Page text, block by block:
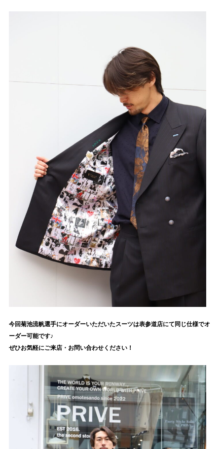
今回菊池流帆選手にオーダーいただいたスーツは表参道店にて同じ仕様でオ
ーダー可能です♪
ぜひお気軽にご来店・お問い合わせください！